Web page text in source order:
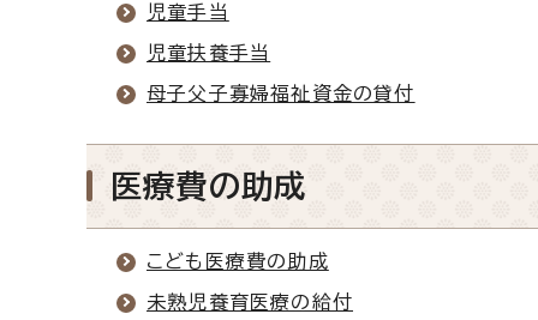
児童手当
児童扶養手当
母子父子寡婦福祉資金の貸付
医療費の助成
こども医療費の助成
未熟児養育医療の給付